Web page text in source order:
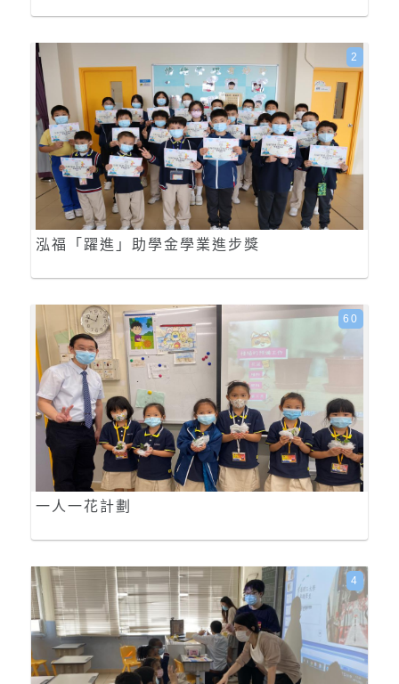
泓福「躍進」助學金學業進步獎
2
一人一花計劃
60
4